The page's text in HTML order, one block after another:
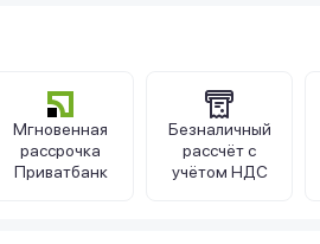
Мгновенная
рассрочка
Приватбанк
Безналичный
рассчёт с
учётом НДС